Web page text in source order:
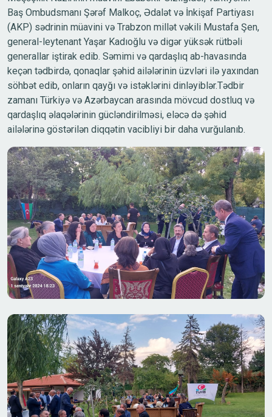
Baş Ombudsmanı Şərəf Malkoç, Ədalət və İnkişaf Partiyası
(AKP) sədrinin müavini və Trabzon millət vəkili Mustafa Şen,
general-leytenant Yaşar Kadıoğlu və digər yüksək rütbəli
generallar iştirak edib. Səmimi və qardaşlıq ab-havasında
keçən tədbirdə, qonaqlar şəhid ailələrinin üzvləri ilə yaxından
söhbət edib, onların qayğı və istəklərini dinləyiblər.Tədbir
zamanı Türkiyə və Azərbaycan arasında mövcud dostluq və
qardaşlıq əlaqələrinin gücləndirilməsi, eləcə də şəhid
ailələrinə göstərilən diqqətin vacibliyi bir daha vurğulanıb.